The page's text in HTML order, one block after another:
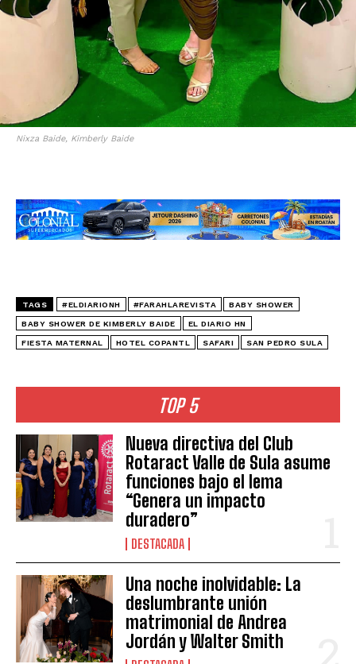
TOP 5
Nueva directiva del Club
Rotaract Valle de Sula asume
funciones bajo el lema
“Genera un impacto
duradero”
DESTACADA
Una noche inolvidable: La
deslumbrante unión
matrimonial de Andrea
Jordán y Walter Smith
Nixza Baide, Kimberly Baide
TAGS #ELDIARIONH #FARAHLAREVISTA BABY SHOWER
BABY SHOWER DE KIMBERLY BAIDE EL DIARIO HN
FIESTA MATERNAL HOTEL COPANTL SAFARI SAN PEDRO SULA